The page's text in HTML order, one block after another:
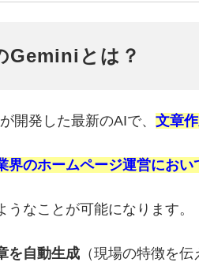
Geminiとは？
開発した最新のAIで、 文章
界のホームページ運営にお
うなことが可能になります。
を自動生成（現場の特徴を伝